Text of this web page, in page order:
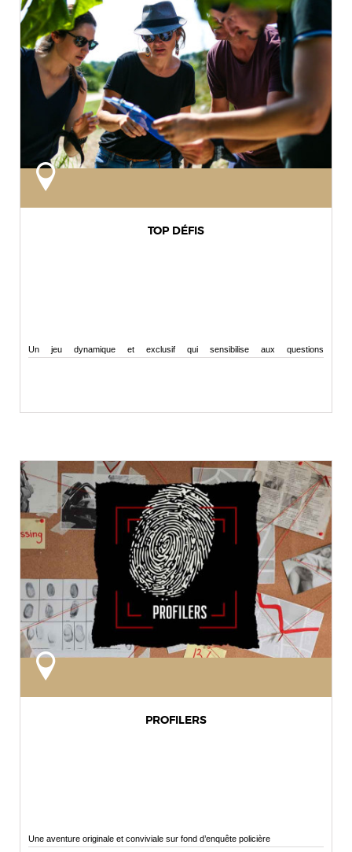
TOP DÉFIS
Un jeu dynamique et exclusif qui sensibilise aux questions
PROFILERS
Une aventure originale et conviviale sur fond d’enquête policière